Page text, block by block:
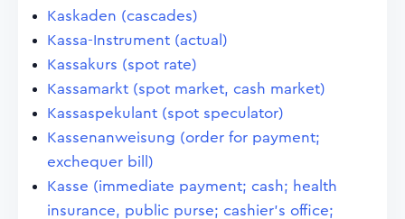
Kaskaden (cascades)
Kassa-Instrument (actual)
Kassakurs (spot rate)
Kassamarkt (spot market, cash market)
Kassaspekulant (spot speculator)
Kassenanweisung (order for payment;
exchequer bill)
Kasse (immediate payment; cash; health
insurance, public purse; cashier's office;